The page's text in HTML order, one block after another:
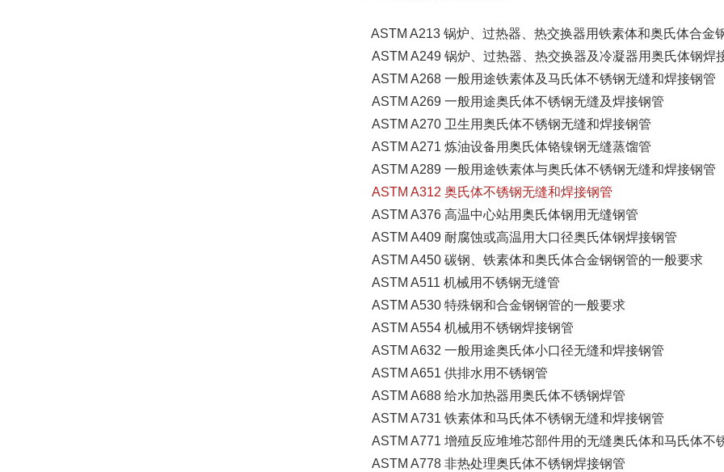
ASTM A213 锅炉、过热器、热交换器用铁素体和奥氏体合金
ASTM A249 锅炉、过热器、热交换器及冷凝器用奥氏体钢焊
ASTM A268 一般用途铁素体及马氏体不锈钢无缝和焊接钢管
ASTM A269 一般用途奥氏体不锈钢无缝及焊接钢管
ASTM A270 卫生用奥氏体不锈钢无缝和焊接钢管
ASTM A271 炼油设备用奥氏体铬镍钢无缝蒸馏管
ASTM A289 一般用途铁素体与奥氏体不锈钢无缝和焊接钢管
ASTM A312 奥氏体不锈钢无缝和焊接钢管
ASTM A376 高温中心站用奥氏体钢用无缝钢管
ASTM A409 耐腐蚀或高温用大口径奥氏体钢焊接钢管
ASTM A450 碳钢、铁素体和奥氏体合金钢钢管的一般要求
ASTM A511 机械用不锈钢无缝管
ASTM A530 特殊钢和合金钢钢管的一般要求
ASTM A554 机械用不锈钢焊接钢管
ASTM A632 一般用途奥氏体小口径无缝和焊接钢管
ASTM A651 供排水用不锈钢管
ASTM A688 给水加热器用奥氏体不锈钢焊管
ASTM A731 铁素体和马氏体不锈钢无缝和焊接钢管
ASTM A771 增殖反应堆堆芯部件用的无缝奥氏体和马氏体不
ASTM A778 非热处理奥氏体不锈钢焊接钢管